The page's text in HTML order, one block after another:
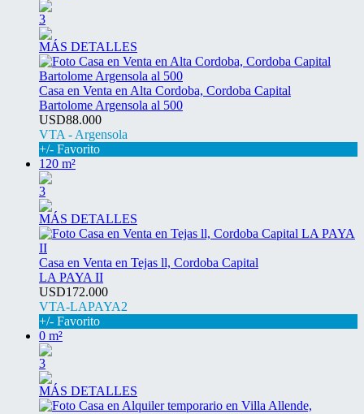
3
MÁS DETALLES
Casa en Venta en Alta Cordoba, Cordoba Capital
Bartolome Argensola al 500
USD88.000
VTA - Argensola
+/- Favorito
120 m²
3
MÁS DETALLES
Casa en Venta en Tejas ll, Cordoba Capital
LA PAYA II
USD172.000
VTA-LAPAYA2
+/- Favorito
0 m²
3
MÁS DETALLES